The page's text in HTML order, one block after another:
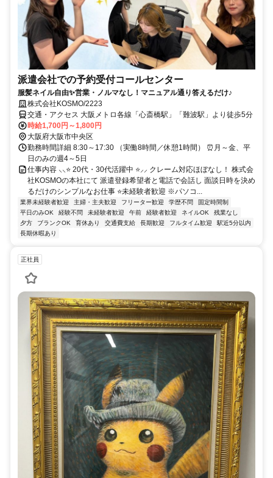
派遣会社での予約受付コールセンター
服髪ネイル自由✨営業・ノルマなし！マニュアル通り答えるだけ♪
株式会社KOSMO/2223
交通・アクセス 大阪メトロ各線「心斎橋駅」「難波駅」より徒歩5分
時給1,700円～1,800円
大阪府大阪市中央区
勤務時間詳細 8:30～17:30 （実働8時間／休憩1時間） ⏰月～金、平
日のみの週4～5日
仕事内容 ⸜⸜⭐ 20代・30代活躍中 ⭐⸝⸝ クレーム対応ほぼなし！ 株式会
社KOSMOの本社にて 派遣登録希望者と電話で会話し 面談日時を決め
るだけのシンプルなお仕事 ⭐未経験者歓迎 ※パソコ...
業界未経験者歓迎 主婦・主夫歓迎 フリーター歓迎 学歴不問
固定時間制
平日のみOK
経験不問 未経験者歓迎 午前 経験者歓迎 ネイルOK
残業なし
夕方
ブランクOK 育休あり 交通費支給 長期歓迎 フルタイム歓迎
駅近5分以内
長期休暇あり
正社員